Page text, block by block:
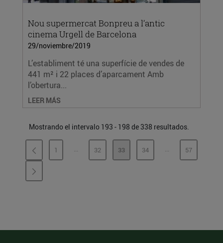
Nou supermercat Bonpreu a l’antic
cinema Urgell de Barcelona
29/noviembre/2019
L’establiment té una superfície de vendes de
441 m² i 22 places d’aparcament Amb
l’obertura...
LEER MÁS
Mostrando el intervalo 193 - 198 de 338 resultados.
PÁGINA
1 ...PÁGINAS INTERMEDIAS
PÁGINA
32 PÁGINA
33 PÁGINA
34 ...PÁGINASPÁGINA
57